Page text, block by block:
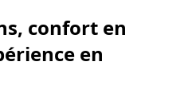
confort en
en